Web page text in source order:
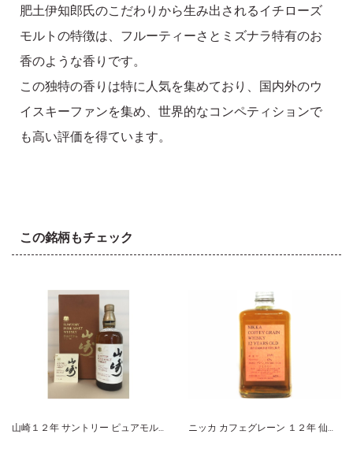
肥土伊知郎氏のこだわりから生み出されるイチローズ
モルトの特徴は、フルーティーさとミズナラ特有のお
香のような香りです。
この独特の香りは特に人気を集めており、国内外のウ
イスキーファンを集め、世界的なコンペティションで
も高い評価を得ています。
この銘柄もチェック
山崎１２年 サントリー ピュアモルト ニッカ カフェグレーン １２年 仙台宮城狭蒸留所限定